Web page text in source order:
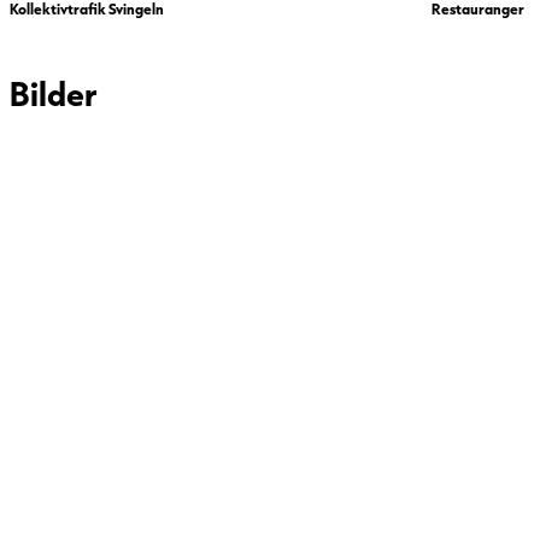
Kollektivtrafik Svingeln Restauranger
Bilder